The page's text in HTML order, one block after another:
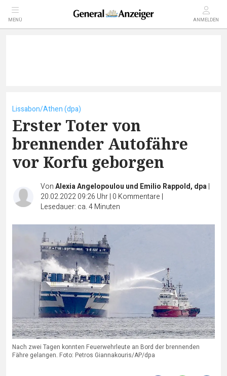
MENÜ ANMELDEN
Lissabon/Athen (dpa)
Erster Toter von
brennender Autofähre
vor Korfu geborgen
VonAlexia Angelopoulou und Emilio Rappold, dpa|
20.02.2022 09:26 Uhr| 0 Kommentare |
Lesedauer: ca. 4 Minuten
Nach zwei Tagen konnten Feuerwehrleute an Bord der brennenden
Fähre gelangen. Foto: Petros Giannakouris/AP/dpa